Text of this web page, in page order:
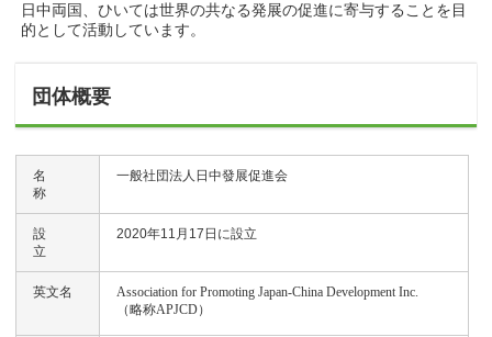
日中両国、ひいては世界の共なる発展の促進に寄与することを目
的として活動しています。
団体概要
名
称
一般社団法人日中發展促進会
設
立
2020年11月17日に設立
英文名
Association for Promoting Japan-China Development Inc.
（略称APJCD）